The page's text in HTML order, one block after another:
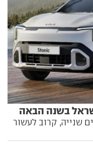
בשנה הבאה
שנייה, קרוב לעשור
שונה במעט ויותר